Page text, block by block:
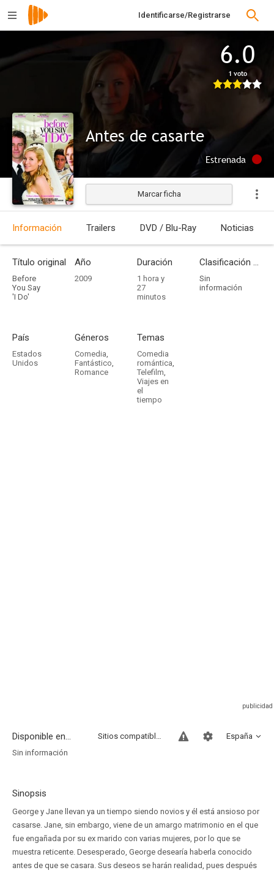
Identificarse/Registrarse
6.0
1 voto
Antes de casarte
Estrenada
Marcar ficha
Información Trailers DVD / Blu-Ray Noticias
Título original
Before
You Say
'I Do'
Año
2009
Duración
1 hora y
27
minutos
Clasificación por edades
Sin
información
País
Estados
Unidos
Géneros
Comedia,
Fantástico,
Romance
Temas
Comedia
romántica,
Telefilm,
Viajes en
el
tiempo
Disponible en... España
Sitios compatibles
Sin información
Sinopsis
George y Jane llevan ya un tiempo siendo novios y él está ansioso por
casarse. Jane, sin embargo, viene de un amargo matrimonio en el que
fue engañada por su ex marido con varias mujeres, por lo que se
muestra reticente. Desesperado, George desearía haberla conocido
antes de que se casara. Sus deseos se harán realidad, pues después